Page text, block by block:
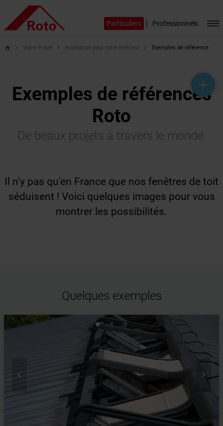
Particuliers | Professionnels
help_outline
headset_mic
mail_outline
home Votre Projet Inspiration pour votre intérieur Exemples de référence
Exemples de références
Roto
De beaux projets à travers le monde.
Il n'y pas qu'en France que nos fenêtres de toit
séduisent ! Voici quelques images pour vous
montrer les possibilités.
Quelques exemples
 